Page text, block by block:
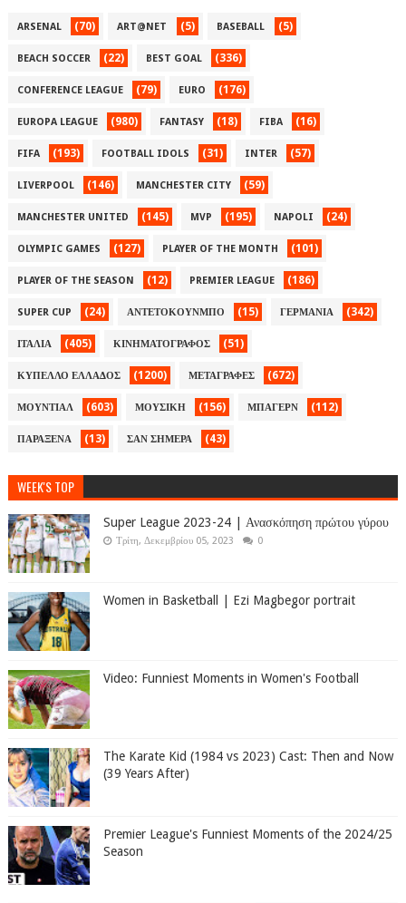
ARSENAL (70) ART@NET (5) BASEBALL (5)
BEACH SOCCER (22) BEST GOAL (336)
CONFERENCE LEAGUE (79) EURO (176)
EUROPA LEAGUE (980) FANTASY (18) FIBA (16)
FIFA (193) FOOTBALL IDOLS (31) INTER (57)
LIVERPOOL (146) MANCHESTER CITY (59)
MANCHESTER UNITED (145) MVP (195) NAPOLI (24)
OLYMPIC GAMES (127) PLAYER OF THE MONTH (101)
PLAYER OF THE SEASON (12) PREMIER LEAGUE (186)
SUPER CUP (24) ΑΝΤΕΤΟΚΟΥΝΜΠΟ (15) ΓΕΡΜΑΝΙΑ (342)
ΙΤΑΛΙΑ (405) ΚΙΝΗΜΑΤΟΓΡΑΦΟΣ (51)
ΚΥΠΕΛΛΟ ΕΛΛΑΔΟΣ (1200) ΜΕΤΑΓΡΑΦΕΣ (672)
ΜΟΥΝΤΙΑΛ (603) ΜΟΥΣΙΚΗ (156) ΜΠΑΓΕΡΝ (112)
ΠΑΡΑΞΕΝΑ (13) ΣΑΝ ΣΗΜΕΡΑ (43)
WEEK'S TOP
Super League 2023-24 | Ανασκόπηση πρώτου γύρου
Τρίτη, Δεκεμβρίου 05, 2023 0
Women in Basketball | Ezi Magbegor portrait
Video: Funniest Moments in Women's Football
The Karate Kid (1984 vs 2023) Cast: Then and Now
(39 Years After)
Premier League's Funniest Moments of the 2024/25
Season